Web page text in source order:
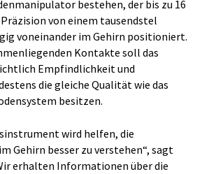
bestehen, der bis zu 16
von einem tausendstel
voneinander im Gehirn positioniert.
Kontakte soll das
Empfindlichkeit und
die gleiche Qualität wie das
besitzen.
wird helfen, die
Gehirn besser zu verstehen“, sagt
erhalten Informationen über die